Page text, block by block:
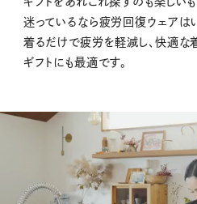
迷っているなら疲労回復ウェアは
着るだけで疲労を軽減し、快適な
ギフトにも最適です。